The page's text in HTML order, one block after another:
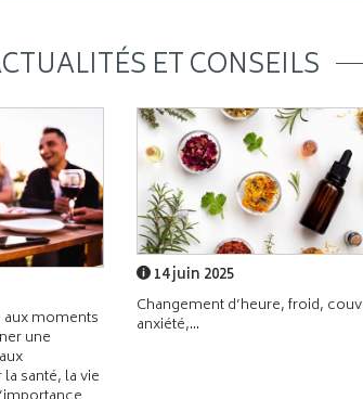
ET CONSEILS
moments
une
santé, la vie
14 juin 2025
Changement d’heure, froid,
anxiété,...